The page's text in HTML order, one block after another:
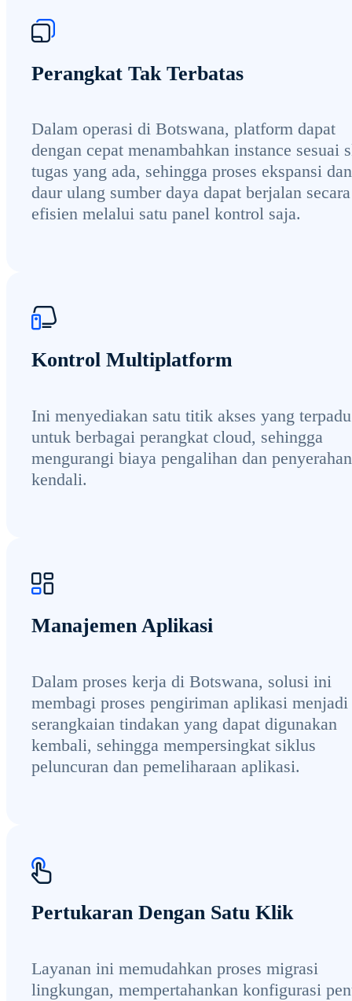
Perangkat Tak Terbatas
Dalam operasi di Botswana, platform dapat
dengan cepat menambahkan instance sesuai
tugas yang ada, sehingga proses ekspansi dan
daur ulang sumber daya dapat berjalan secara
efisien melalui satu panel kontrol saja.
Kontrol Multiplatform
Ini menyediakan satu titik akses yang terpadu
untuk berbagai perangkat cloud, sehingga
mengurangi biaya pengalihan dan penyerahan
kendali.
Manajemen Aplikasi
Dalam proses kerja di Botswana, solusi ini
membagi proses pengiriman aplikasi menjadi
serangkaian tindakan yang dapat digunakan
kembali, sehingga mempersingkat siklus
peluncuran dan pemeliharaan aplikasi.
Pertukaran Dengan Satu Klik
Layanan ini memudahkan proses migrasi
lingkungan, mempertahankan konfigurasi